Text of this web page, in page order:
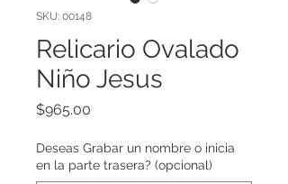
SKU: 00148
Relicario Ovalado
Niño Jesus
$965.00
Deseas Grabar un nombre o inicia
en la parte trasera? (opcional)